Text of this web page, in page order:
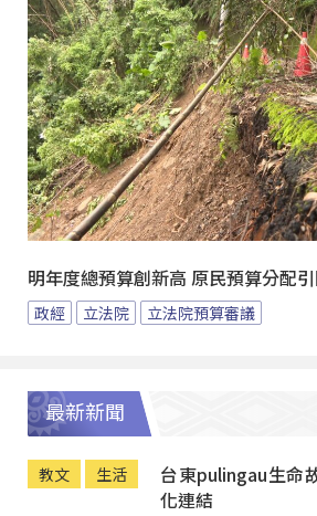
明年度總預算創新高 原民預算分配
政經 立法院 立法院預算審議
最新新聞
教文 生活
台東pulingau生命
化連結